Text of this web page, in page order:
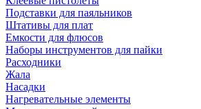
Подставки для паяльников
Штативы для плат
Емкости для флюсов
Наборы инструментов для пайки
Расходники
Жала
Насадки
Нагревательные элементы